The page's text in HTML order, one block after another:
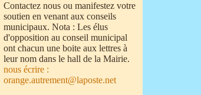
Contactez nous ou manifestez votre
soutien en venant aux conseils
municipaux. Nota : Les élus
d'opposition au conseil municipal
ont chacun une boite aux lettres à
leur nom dans le hall de la Mairie.
nous écrire :
orange.autrement@laposte.net